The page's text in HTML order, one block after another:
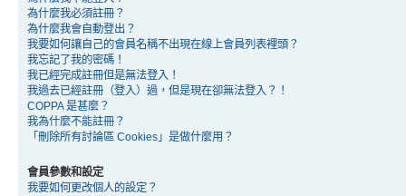
為什麼我必須註冊？
為什麼我會自動登出？
我要如何讓自己的會員名稱不出現在線上會員列表裡頭？
我忘記了我的密碼！
我已經完成註冊但是無法登入！
我過去已經註冊（登入）過，但是現在卻無法登入？！
COPPA 是甚麼？
我為什麼不能註冊？
「刪除所有討論區 Cookies」是做什麼用？
會員參數和設定
我要如何更改個人的設定？